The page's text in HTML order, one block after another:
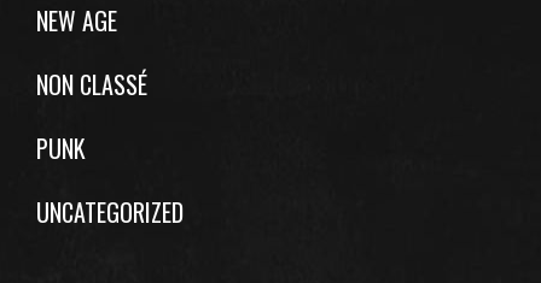
NEW AGE
NON CLASSÉ
PUNK
UNCATEGORIZED